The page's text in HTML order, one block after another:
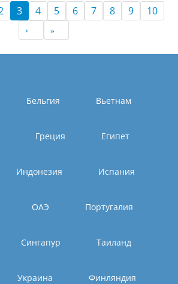
3 4 5 6 7 8 9 10
Бельгия Вьетнам
Греция Египет
Индонезия Испания
ОАЭ Португалия
Сингапур Таиланд
Украина Финляндия